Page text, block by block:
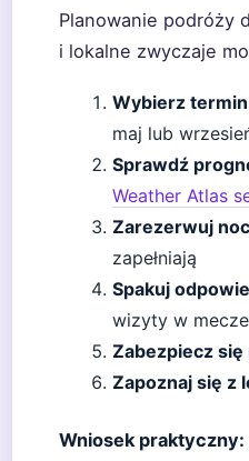
Planowanie podróży
i lokalne zwyczaje
Wybierz
maj lub
Sprawdź
Weather Atlas
Zarezerwuj
zapełniają
Spakuj
wizyty w
Zabezpiecz się
Zapoznaj się z
Wniosek praktyczny: